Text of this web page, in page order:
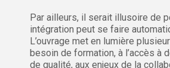
Par ailleurs, il serait illusoire de
intégration peut se faire
L’ouvrage met en lumière
besoin de formation, à l’accès à
de qualité, aux enjeux de la